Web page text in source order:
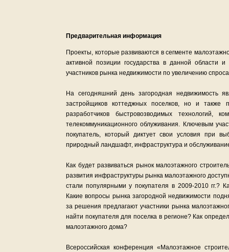
Предварительная информация
Проекты, которые развиваются в сегменте
активной позиции государства в данной области
участников рынка недвижимости по увеличению
На сегодняшний день загородная недвижимость
застройщиков коттеджных поселков, но и также
разработчиков быстровозводимых технологий,
телекоммуникационного облуживания. Ключевым
покупатель, который диктует свои условия при
природный ландшафт, инфраструктура и
Как будет развиваться рынок малоэтажного
развития инфраструктуры рынка малоэтажного
стали популярными у покупателя в 2009-2010 гг.?
Какие вопросы рынка загородной недвижимости
за решения предлагают участники рынка
найти покупателя для поселка в регионе? Как
малоэтажного дома?
Всероссийская конференция «Малоэтажное